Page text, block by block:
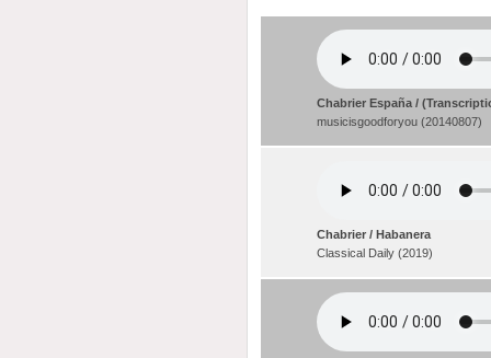
Chabrier España /
musicisgoodforyou (20140807)
Chabrier / Habanera
Classical Daily (2019)